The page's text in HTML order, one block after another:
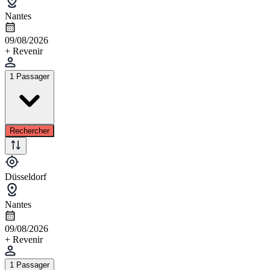
Nantes
09/08/2026
+ Revenir
1 Passager
Rechercher
Düsseldorf
Nantes
09/08/2026
+ Revenir
1 Passager